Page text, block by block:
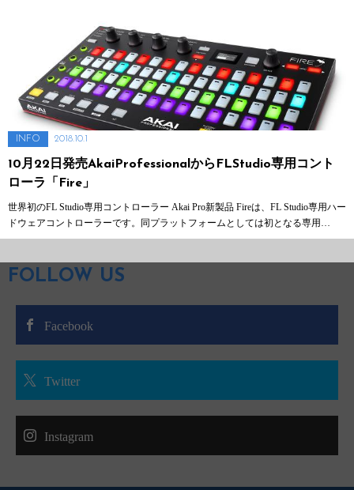
INFO 2018.10.1
10月22日発売AkaiProfessionalからFLStudio専用コント
ローラ「Fire」
世界初のFL Studio専用コントローラー Akai Pro新製品 Fireは、FL Studio専用ハー
ドウェアコントローラーです。同プラットフォームとしては初となる専用…
FOLLOW US
Facebook
Twitter
Instagram